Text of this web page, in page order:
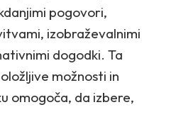
pogovori,
izobraževalnimi
dogodki. Ta
možnosti in
omogoča, da izbere,